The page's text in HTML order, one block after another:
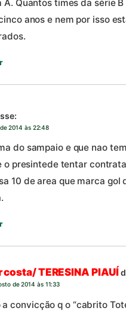
A. Quantos times da série
anos e nem por isso
2014 às 22:48
do sampaio e que nao
o presintede tentar
10 de area que marca gol
costa/ TERESINA PIAUÍ
de 2014 às 11:33
a convicção q o “cabrito